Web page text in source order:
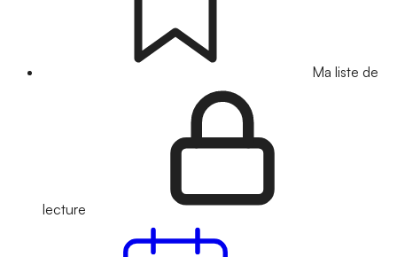
Ma liste de
lecture